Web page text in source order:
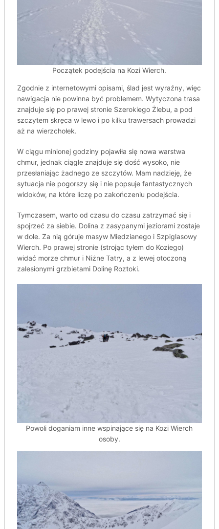
Początek podejścia na Kozi Wierch.
Zgodnie z internetowymi opisami, ślad jest wyraźny, więc
nawigacja nie powinna być problemem. Wytyczona trasa
znajduje się po prawej stronie Szerokiego Żlebu, a pod
szczytem skręca w lewo i po kilku trawersach prowadzi
aż na wierzchołek.
W ciągu minionej godziny pojawiła się nowa warstwa
chmur, jednak ciągle znajduje się dość wysoko, nie
przesłaniając żadnego ze szczytów. Mam nadzieję, że
sytuacja nie pogorszy się i nie popsuje fantastycznych
widoków, na które liczę po zakończeniu podejścia.
Tymczasem, warto od czasu do czasu zatrzymać się i
spojrzeć za siebie. Dolina z zasypanymi jeziorami zostaje
w dole. Za nią góruje masyw Miedzianego i Szpiglasowy
Wierch. Po prawej stronie (strojąc tyłem do Koziego)
widać morze chmur i Niżne Tatry, a z lewej otoczoną
zalesionymi grzbietami Dolinę Roztoki.
Powoli doganiam inne wspinające się na Kozi Wierch
osoby.